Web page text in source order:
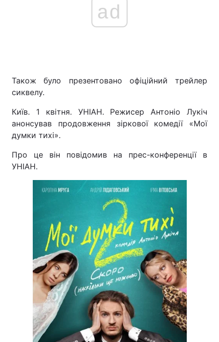
ad
Також було презентовано офіційний трейлер
сиквелу.
Київ. 1 квітня. УНІАН. Режисер Антоніо Лукіч
анонсував продовження зіркової комедії «Мої
думки тихі».
Про це він повідомив на прес-конференції в
УНІАН.